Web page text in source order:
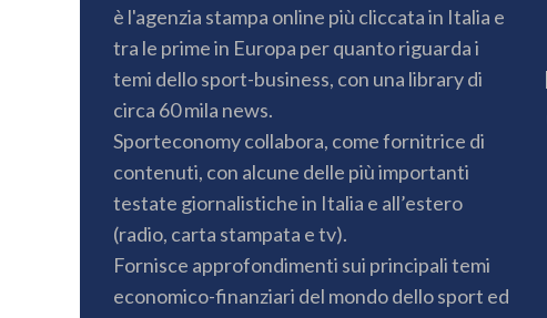
è l'agenzia stampa online più cliccata in Italia e
tra le prime in Europa per quanto riguarda i
temi dello sport-business, con una library di
circa 60 mila news.
Sporteconomy collabora, come fornitrice di
contenuti, con alcune delle più importanti
testate giornalistiche in Italia e all’estero
(radio, carta stampata e tv).
Fornisce approfondimenti sui principali temi
economico-finanziari del mondo dello sport ed